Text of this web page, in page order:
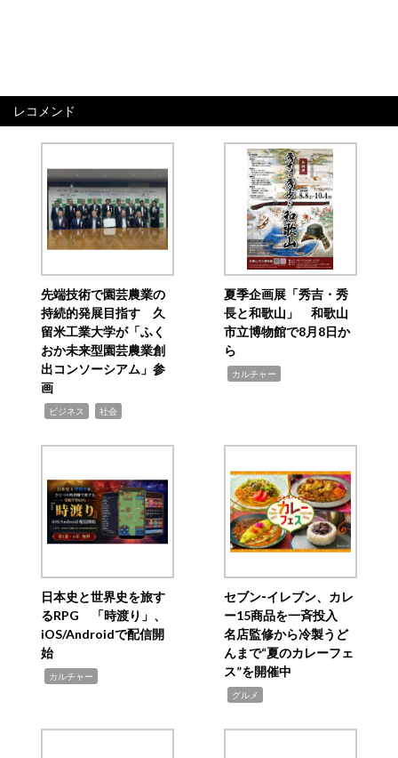
レコメンド
先端技術で園芸農業の
持続的発展目指す 久
留米工業大学が「ふく
おか未来型園芸農業創
出コンソーシアム」参
画
ビジネス 社会
夏季企画展「秀吉・秀
長と和歌山」 和歌山
市立博物館で8月8日か
ら
カルチャー
日本史と世界史を旅す
るRPG 「時渡り」、
iOS/Androidで配信開
始
カルチャー
セブン‐イレブン、カレ
ー15商品を一斉投入
名店監修から冷製うど
んまで“夏のカレーフェ
ス”を開催中
グルメ